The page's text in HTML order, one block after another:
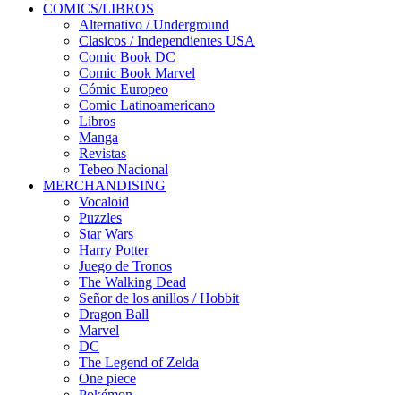
COMICS/LIBROS
Alternativo / Underground
Clasicos / Independientes USA
Comic Book DC
Comic Book Marvel
Cómic Europeo
Comic Latinoamericano
Libros
Manga
Revistas
Tebeo Nacional
MERCHANDISING
Vocaloid
Puzzles
Star Wars
Harry Potter
Juego de Tronos
The Walking Dead
Señor de los anillos / Hobbit
Dragon Ball
Marvel
DC
The Legend of Zelda
One piece